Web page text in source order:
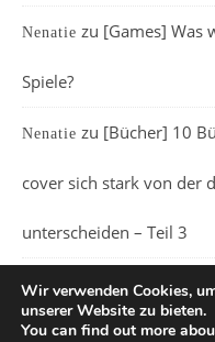
Nenatie zu [Games] Was
Spiele?
Nenatie zu [Bücher] 10
cover sich stark von der
unterscheiden – Teil 3
Wir verwenden Cookies,
unserer Website zu bieten.
You can find out more